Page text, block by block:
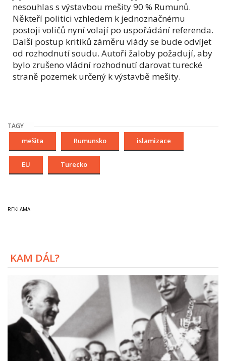
nesouhlas s výstavbou mešity 90 % Rumunů.
Někteří politici vzhledem k jednoznačnému
postoji voličů nyní volají po uspořádání referenda.
Další postup kritiků záměru vlády se bude odvíjet
od rozhodnutí soudu. Autoři žaloby požadují, aby
bylo zrušeno vládní rozhodnutí darovat turecké
straně pozemek určený k výstavbě mešity.
TAGY
mešita Rumunsko islamizace
EU Turecko
KAM DÁL?